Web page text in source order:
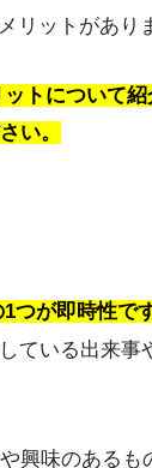
リットがあり
トについて
い。
が即時性です
ている出来
興味のある